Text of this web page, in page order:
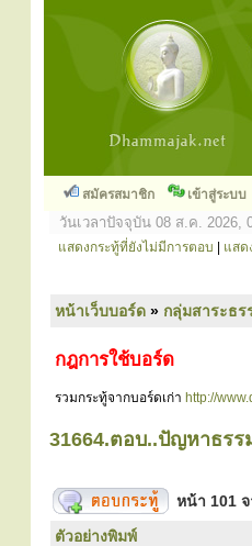
สมัครสมาชิก เข้าสู่ระบบ
วันเวลาปัจจุบัน 08 ส.ค. 2026,
แสดงกระทู้ที่ยังไม่มีการตอบ แสด
หน้าเว็บบอร์ด » กลุ่มสาระธร
กฎการใช้บอร์ด
รวมกระทู้จากบอร์ดเก่า http://
31664.ตอบ..ปัญหาธรร
หน้า 101
ตัวอย่างพิมพ์